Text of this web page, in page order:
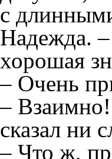
с
Надежда.
хорошая
– Очень
– Взаимно!
сказал ни
– Что ж,